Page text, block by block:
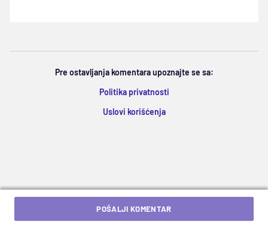
Pre ostavljanja komentara upoznajte se sa:
Politika privatnosti
Uslovi korišćenja
POŠALJI KOMENTAR